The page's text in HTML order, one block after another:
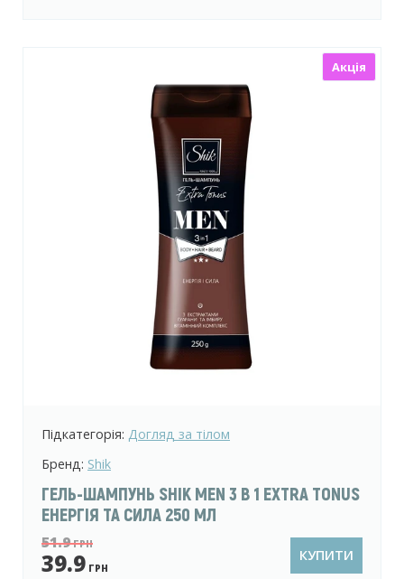
Акція
Підкатегорія: Догляд за тілом
Бренд: Shik
ГЕЛЬ-ШАМПУНЬ SHIK MEN 3 В 1 EXTRA TONUS
ЕНЕРГІЯ ТА СИЛА 250 МЛ
51.9ГРН
39.9 ГРН
КУПИТИ